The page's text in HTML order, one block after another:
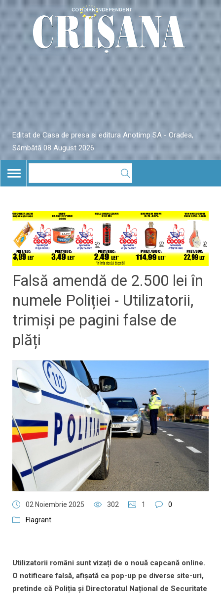
Editat de Casa de presa si editura Anotimp SA - Oradea,
Sâmbătă 08 August 2026
TOGGLE
NAVIGATION
Falsă amendă de 2.500 lei în
numele Poliției - Utilizatorii,
trimiși pe pagini false de
plăți
02 Noiembrie 2025 302 1
0
Flagrant
Utilizatorii români sunt vizați de o nouă capcană online.
O notificare falsă, afișată ca pop-up pe diverse site-uri,
pretinde că Poliția și Directoratul Național de Securitate